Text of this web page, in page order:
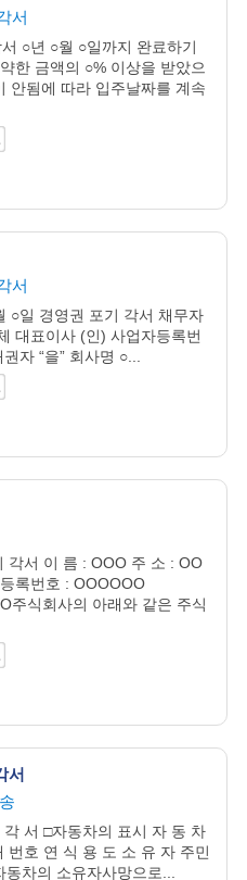
서
○년 ○월 ○일까지 완료하기
한 금액의 ○% 이상을 받았으
안됨에 따라 입주날짜를 계속
서
○일 경영권 포기 각서 채무자
대표이사 (인) 사업자등록번
자 “을” 회사명 ○...
각서 이 름 : OOO 주 소 : OO
록번호 : OOOOOO
주식회사의 아래와 같은 주식
서
서 □자동차의 표시 자 동 차
번호 연 식 용 도 소 유 자 주민
차의 소유자사망으로...